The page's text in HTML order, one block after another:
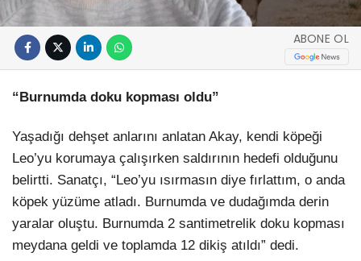
ABONE OL
“Burnumda doku kopması oldu”
Yaşadığı dehşet anlarını anlatan Akay, kendi köpeği
Leo’yu korumaya çalışırken saldırının hedefi olduğunu
belirtti. Sanatçı, “Leo’yu ısırmasın diye fırlattım, o anda
köpek yüzüme atladı. Burnumda ve dudağımda derin
yaralar oluştu. Burnumda 2 santimetrelik doku kopması
meydana geldi ve toplamda 12 dikiş atıldı” dedi.